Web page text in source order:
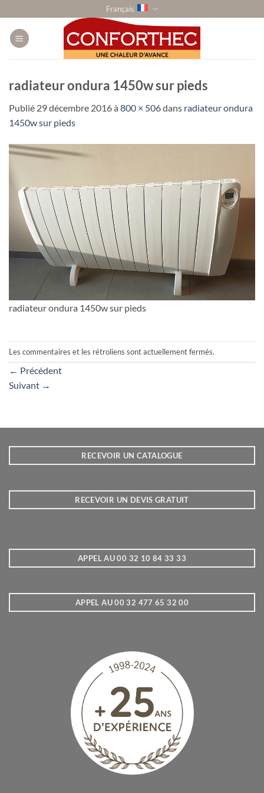
au
contenu
Français
radiateur ondura 1450w sur pieds
Publié 29 décembre 2016à 800 × 506dans radiateur ondura
1450w sur pieds
radiateur ondura 1450w sur pieds
Les commentaires et les rétroliens sont actuellement fermés.
← Précédent
Suivant →
RECEVOIR UN CATALOGUE
RECEVOIR UN DEVIS GRATUIT
APPEL AU 00 32 10 84 33 33
APPEL AU 00 32 477 65 32 00